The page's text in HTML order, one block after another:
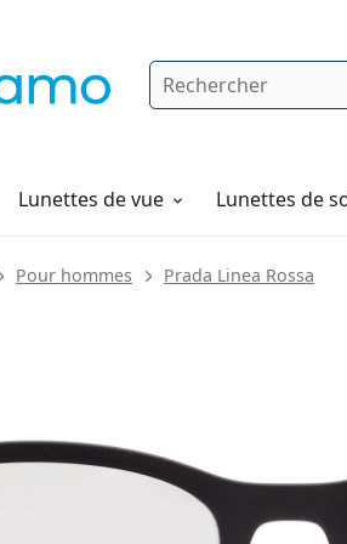
Rechercher
Lunettes de vue Lunettes de
Pour hommes Prada Linea Rossa